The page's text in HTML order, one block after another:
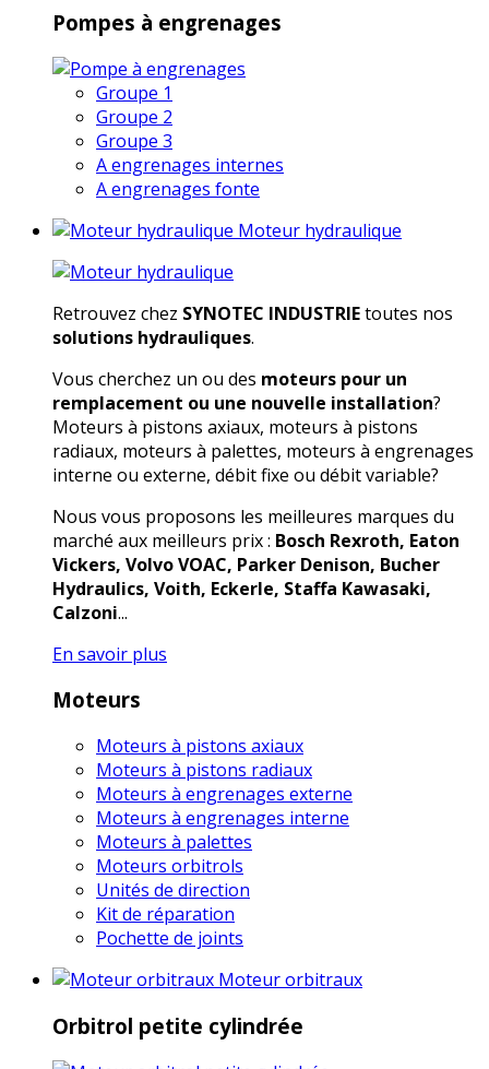
Pompes à engrenages
Groupe 1
Groupe 2
Groupe 3
A engrenages internes
A engrenages fonte
Moteur hydraulique
Retrouvez chez SYNOTEC INDUSTRIEtoutes nos
solutions hydrauliques.
Vous cherchez un ou des moteurs pour un
remplacement ou une nouvelle installation?
Moteurs à pistons axiaux, moteurs à pistons
radiaux, moteurs à palettes, moteurs à engrenages
interne ou externe, débit fixe ou débit variable?
Nous vous proposons les meilleures marques du
marché aux meilleurs prix : Bosch Rexroth, Eaton
Vickers, Volvo VOAC, Parker Denison, Bucher
Hydraulics, Voith, Eckerle, Staffa Kawasaki,
Calzoni...
En savoir plus
Moteurs
Moteurs à pistons axiaux
Moteurs à pistons radiaux
Moteurs à engrenages externe
Moteurs à engrenages interne
Moteurs à palettes
Moteurs orbitrols
Unités de direction
Kit de réparation
Pochette de joints
Moteur orbitraux
Orbitrol petite cylindrée